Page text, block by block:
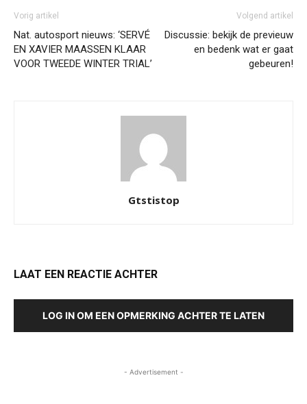
Vorig artikel
Nat. autosport nieuws: ‘SERVÉ
EN XAVIER MAASSEN KLAAR
VOOR TWEEDE WINTER TRIAL’
Volgend artikel
Discussie: bekijk de previeuw
en bedenk wat er gaat
gebeuren!
Gtstistop
LAAT EEN REACTIE ACHTER
LOG IN OM EEN OPMERKING ACHTER TE LATEN
- Advertisement -